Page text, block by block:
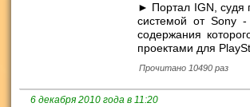
► Портал IGN, судя
системой от Sony -
содержания
проектами для
Прочитано 10490 раз
6 декабря 2010 года в 11:20